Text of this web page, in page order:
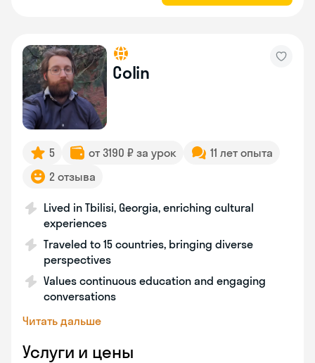
Colin
5 от 3190 ₽ за урок
11 лет опыта
2 отзыва
Lived in Tbilisi, Georgia, enriching cultural
experiences
Traveled to 15 countries, bringing diverse
perspectives
Values continuous education and engaging
conversations
Читать дальше
Услуги и цены